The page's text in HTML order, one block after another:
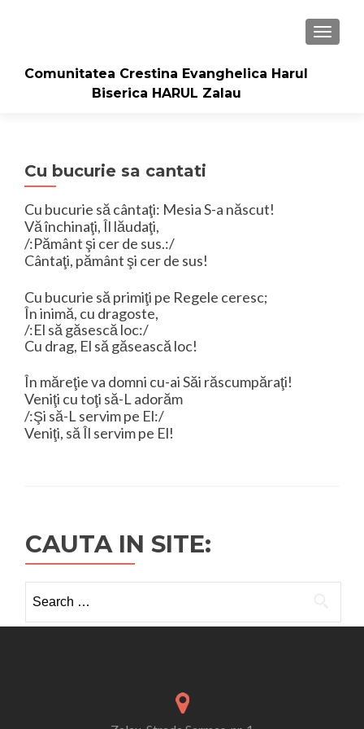
Comunitatea Crestina Evanghelica Harul
Biserica HARUL Zalau
Cu bucurie sa cantati
Cu bucurie să cântaţi: Mesia S-a născut!
Vă închinaţi, Îl lăudaţi,
/:Pământ şi cer de sus.:/
Cântaţi, pământ şi cer de sus!
Cu bucurie să primiţi pe Regele ceresc;
În inimă, cu dragoste,
/:El să găsescă loc:/
Cu drag, El să găsească loc!
În măreţie va domni cu-ai Săi răscumpăraţi!
Veniţi cu toţi să-L adorăm
/:Şi să-L servim pe El:/
Veniţi, să Îl servim pe El!
CAUTA IN SITE:
for: